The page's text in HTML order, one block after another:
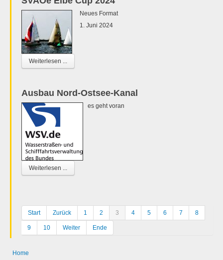
Neues Format
1. Juni 2024
Weiterlesen ...
Ausbau Nord-Ostsee-Kanal
es geht voran
Weiterlesen ...
Start Zurück 1 2 3 4 5 6 7 8
9 10 Weiter Ende
Home